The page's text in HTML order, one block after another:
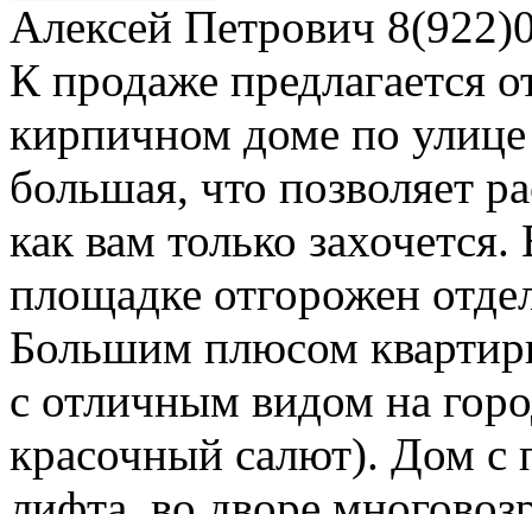
Алексей Петрович
К продаже предлагается
кирпичном доме по улице
большая, что позволяет
как вам только
площадке отгорожен
Большим плюсом
с отличным видом на
красочный салют). Дом с